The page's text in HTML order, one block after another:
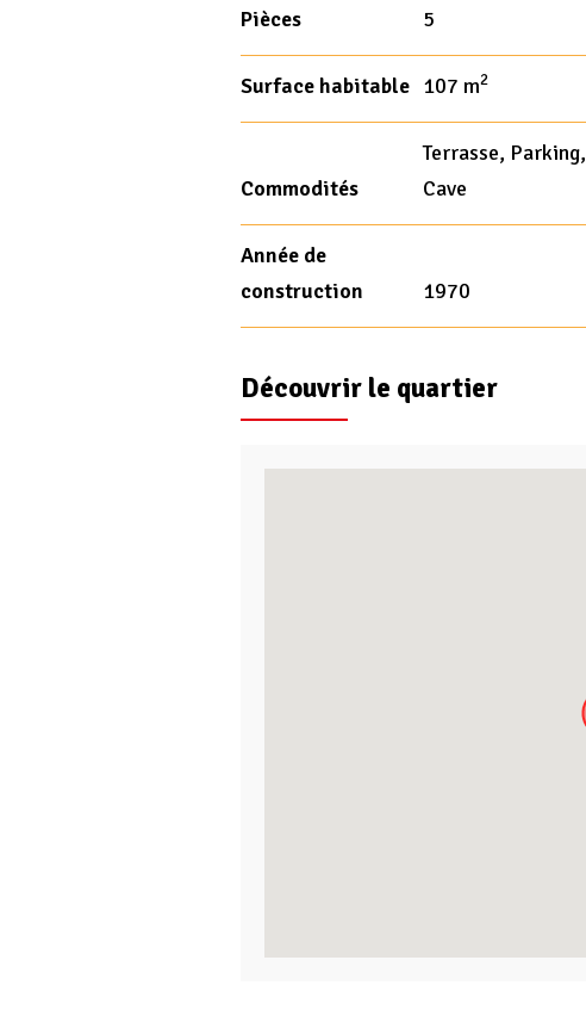
Pièces 5
Surface habitable 107 m2
Commodités
Terrasse, Parking,
Cave
Année de
construction
1970
Découvrir le quartier